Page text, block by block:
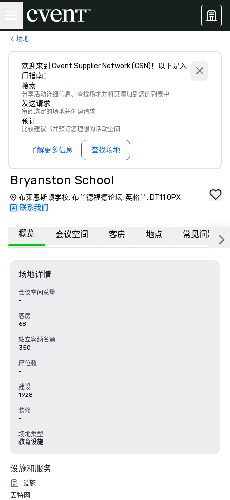
场地
欢迎来到 Cvent Supplier Network (CSN)！以下是入
门指南：
搜索
分享活动详细信息、查找场地并将其添加到您的列表中
发送请求
审阅选定的场地并创建请求
预订
比较建议书并预订您理想的活动空间
了解更多信息 查找场地
Bryanston School
布莱恩斯顿学校, 布兰德福德论坛, 英格兰, DT11 0PX
联系我们
概览 会议空间 客房 地点 常见问题
场地详情
会议空间总量
-
客房
68
站立容纳名额
350
座位数
-
建设
1928
装修
-
场地类型
教育设施
设施和服务
设施
因特网